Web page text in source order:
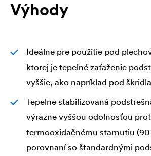
Výhody
Ideálne pre použitie pod
ktorej je tepelné zaťaženie
vyššie, ako napríklad pod
Tepelne stabilizovaná
výrazne vyššou odolnosťou
termooxidačnému starnutiu (90
porovnaní so štandardnými